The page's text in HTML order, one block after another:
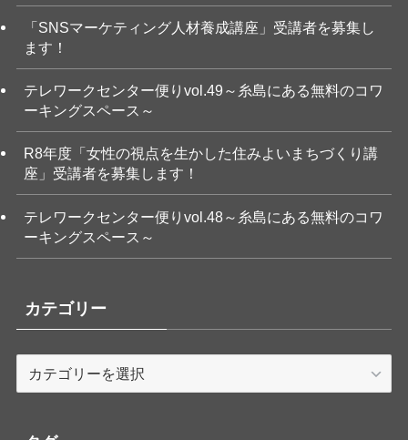
「SNSマーケティング人材養成講座」受講者を募集し
ます！
テレワークセンター便りvol.49～糸島にある無料のコワ
ーキングスペース～
R8年度「女性の視点を生かした住みよいまちづくり講
座」受講者を募集します！
テレワークセンター便りvol.48～糸島にある無料のコワ
ーキングスペース～
カテゴリー